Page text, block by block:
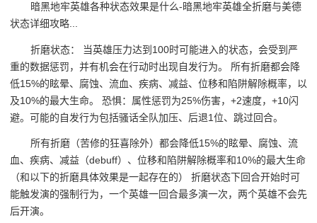
暗黑地牢英雄各种状态效果是什么-暗黑地牢英雄全折磨与美德
状态详细攻略...
折磨状态： 当英雄压力达到100时可能进入的状态，会受到严
重的数据惩罚，并有机会在行动时出现自发行为。 所有折磨都会降
低15%的眩晕、腐蚀、流血、疾病、减益、位移和陷阱解除概率，以
及10%的最大生命。 恐惧：属性惩罚为25%伤害，+2速度，+10闪
避。可能的自发行为包括骚话全队加压、后退1位、跳过回合。
所有折磨（苦修的狂喜除外）都会降低15%的眩晕、腐蚀、流
血、疾病、减益（debuff）、位移和陷阱解除概率和10%的最大生命
（和以下的折磨具体效果是一起存在的） 折磨状态下回合开始时可
能触发演的强制行为，一个英雄一回合最多演一次，两个英雄不会先
后开演。